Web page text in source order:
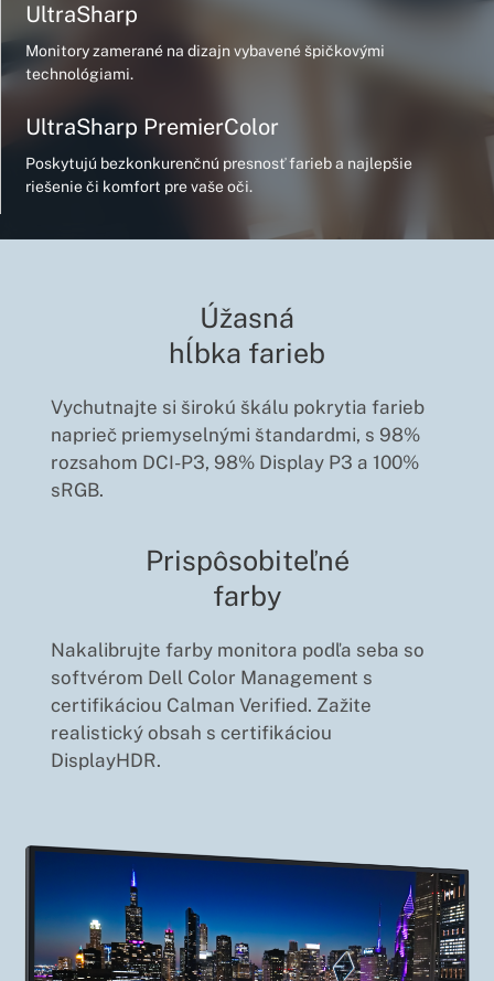
UltraSharp
Monitory zamerané na dizajn vybavené špičkovými
technológiami.
UltraSharp PremierColor
Poskytujú bezkonkurenčnú presnosť farieb a najlepšie
riešenie či komfort pre vaše oči.
Úžasná
hĺbka farieb
Vychutnajte si širokú škálu pokrytia farieb
naprieč priemyselnými štandardmi, s 98%
rozsahom DCI-P3, 98% Display P3 a 100%
sRGB.
Prispôsobiteľné
farby
Nakalibrujte farby monitora podľa seba so
softvérom Dell Color Management s
certifikáciou Calman Verified. Zažite
realistický obsah s certifikáciou
DisplayHDR.